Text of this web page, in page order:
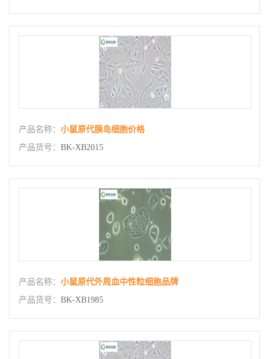
产品名称： 小鼠原代胰岛细胞价格
产品货号： BK-XB2015
产品名称： 小鼠原代外周血中性粒细胞品牌
产品货号： BK-XB1985